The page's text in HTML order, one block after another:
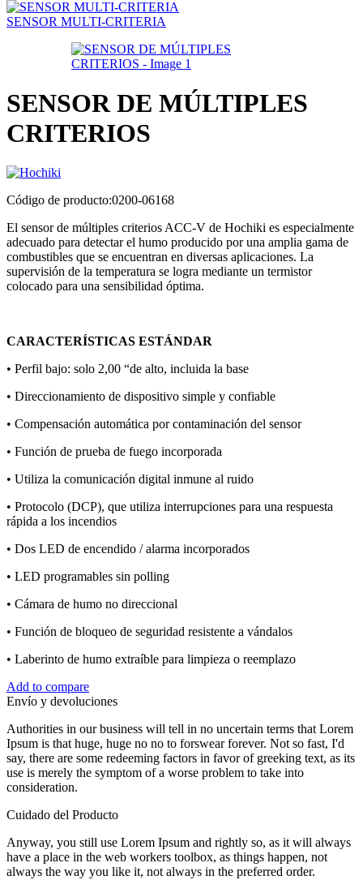
SENSOR MULTI-CRITERIA
SENSOR DE MÚLTIPLES
CRITERIOS
Código de producto:0200-06168
El sensor de múltiples criterios ACC-V de Hochiki es especialmente
adecuado para detectar el humo producido por una amplia gama de
combustibles que se encuentran en diversas aplicaciones. La
supervisión de la temperatura se logra mediante un termistor
colocado para una sensibilidad óptima.
CARACTERÍSTICAS ESTÁNDAR
• Perfil bajo: solo 2,00 “de alto, incluida la base
• Direccionamiento de dispositivo simple y confiable
• Compensación automática por contaminación del sensor
• Función de prueba de fuego incorporada
• Utiliza la comunicación digital inmune al ruido
• Protocolo (DCP), que utiliza interrupciones para una respuesta
rápida a los incendios
• Dos LED de encendido / alarma incorporados
• LED programables sin polling
• Cámara de humo no direccional
• Función de bloqueo de seguridad resistente a vándalos
• Laberinto de humo extraíble para limpieza o reemplazo
Add to compare
Envío y devoluciones
Authorities in our business will tell in no uncertain terms that Lorem
Ipsum is that huge, huge no no to forswear forever. Not so fast, I'd
say, there are some redeeming factors in favor of greeking text, as its
use is merely the symptom of a worse problem to take into
consideration.
Cuidado del Producto
Anyway, you still use Lorem Ipsum and rightly so, as it will always
have a place in the web workers toolbox, as things happen, not
always the way you like it, not always in the preferred order.